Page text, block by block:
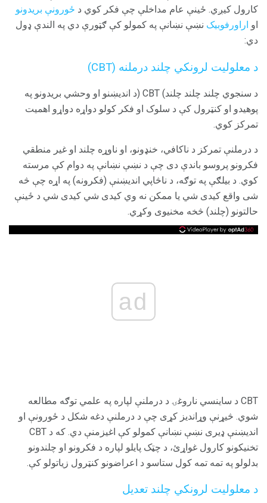
کارول کیږي. ځینې ​​عام مداخلې چې فکر کوي د ځورونې بریدونو
او اراورفوبیک نښې نښانې په کمولو کې ګټورې دي په الندې ډول
دي:
د معلولیت لرونکي چلند درملنه (CBT)
د سنجوي چلند چلند چلند) CBT (د اندیښنو او وحشي بریدونو په
پوهیدو او کنټرول کې د سلوک او فکر کولو دواړه دواړو اهمیت
تمرکز کوي.
د درملنې تمرکز د ناکافي، خنډونو، او ناوړه چلند او غیر منطقي
فکرونو پروسو باندې دی چې د نښې نښانې په دوام کې مرسته
کوي. د بیلګې په توګه، د ناڅاپي اندیښنې (فکرونه) په اړه چې څه
شی واقع کیدی شي یا ممکن نه وي کیدی شي کیدی شي د ځینې
حالتونو (چلند) څخه مخنیوی وکړي.
ad
CBT د ساینسي ناروغۍ د درملنې لپاره په علمي توګه مطالعه
شوي. څیړنې وړاندیز کړی چې د درملنې دغه شکل د ځورونې او
اندیښنې ډیری نښې نښانې کمولو کې اغیزمنې دي. که د CBT
تخنیکونو کارول غواړئ، د چټک پایلو لپاره د فکرونو او چلندونو
بدلولو په تمه تمه کول ستاسو د اعراضونو کنټرول زیاتولو کې.
د معلولیت لرونکي چلند تعدیل